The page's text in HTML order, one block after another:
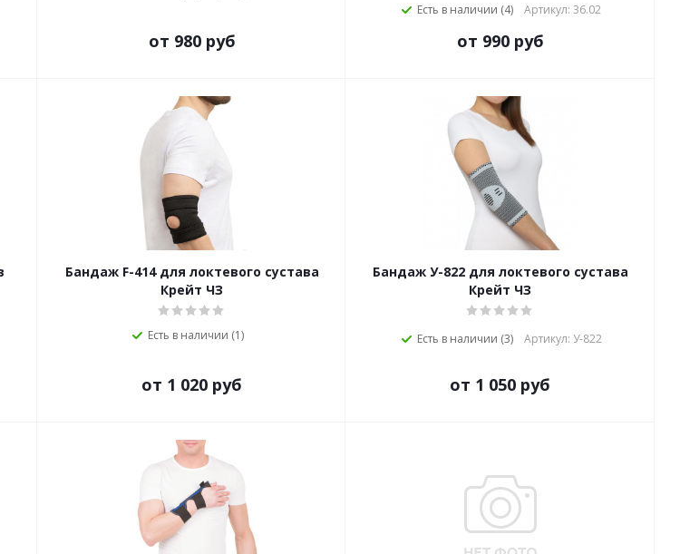
от 980 руб
Есть в наличии (4) Артикул: 36.02
от 990 руб
Бандаж F-414 для локтевого сустава
Крейт ЧЗ
Есть в наличии (1)
от 1 020 руб
Бандаж У-822 для локтевого сустава
Крейт ЧЗ
Есть в наличии (3) Артикул: У-822
от 1 050 руб